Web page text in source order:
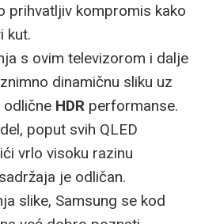
prihvatljiv kompromis kako
kut.
s ovim televizorom i dalje
dinamičnu sliku uz
HDR performanse.
poput svih QLED
vrlo visoku razinu
je odličan.
slike, Samsung se kod